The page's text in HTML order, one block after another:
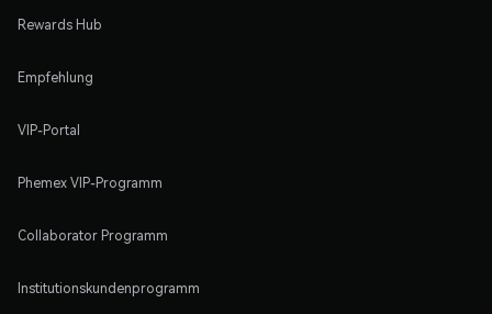
Rewards Hub
Empfehlung
VIP-Portal
Phemex VIP-Programm
Collaborator Programm
Institutionskundenprogramm